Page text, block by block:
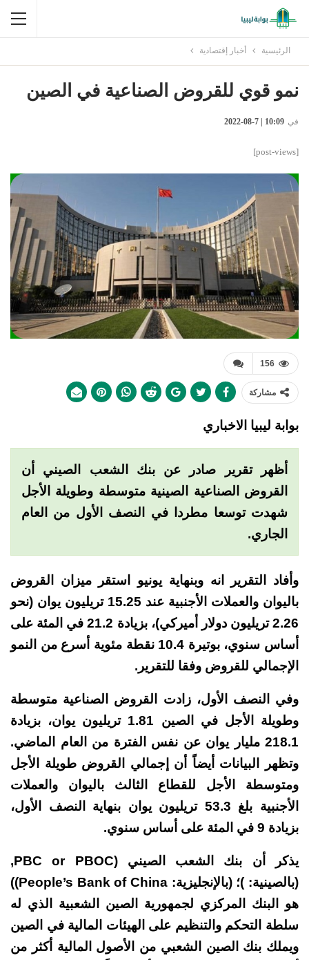
الرئيسية أخبار إقتصادية
نمو قوي للقروض الصناعية في الصين
في 10:09 | 7-08-2022
[post-views]
156
مشاركة
بوابة ليبيا الاخباري
أظهر تقرير صادر عن بنك الشعب الصيني أن
القروض الصناعية الصينية متوسطة وطويلة الأجل
شهدت توسعا مطردا في النصف الأول من العام
الجاري.
وأفاد التقرير انه وبنهاية يونيو استقر ميزان القروض
باليوان والعملات الأجنبية عند 15.25 تريليون يوان (نحو
2.26 تريليون دولار أميركي)، بزيادة 21.2 في المئة على
أساس سنوي، بوتيرة 10.4 نقطة مئوية أسرع من النمو
الإجمالي للقروض وفقا للتقرير.
وفي النصف الأول، زادت القروض الصناعية متوسطة
وطويلة الأجل في الصين 1.81 تريليون يوان، بزيادة
218.1 مليار يوان عن نفس الفترة من العام الماضي.
وتظهر البيانات أيضاً أن إجمالي القروض طويلة الأجل
ومتوسطة الأجل للقطاع الثالث باليوان والعملات
الأجنبية بلغ 53.3 تريليون يوان بنهاية النصف الأول،
بزيادة 9 في المئة على أساس سنوي.
يذكر أن بنك الشعب الصيني (
PBC or PBOC
,
(بالصينية: )؛ (بالإنجليزية: People’s Bank of China
)‏)
هو البنك المركزي لجمهورية الصين الشعبية الذي له
سلطة التحكم والتنظيم على الهيئات المالية في الصين
ويملك بنك الصين الشعبي من الأصول المالية أكثر من